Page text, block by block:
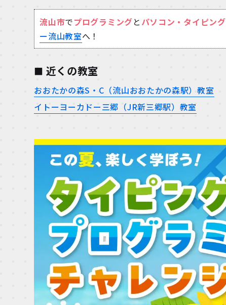
流山市でプログラミングと パソコン・タイピング
ー流山教室へ！
近くの教室
おおたかの森S・C（流山おおたかの森駅）教室
イトーヨーカドー三郷（JR新三郷駅）教室